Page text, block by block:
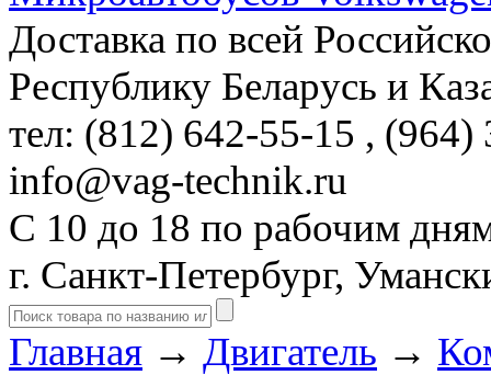
Доставка по всей
Республику Беларусь и
тел: (812) 642-55-15 , (964)
info@vag-technik.ru
С 10 до 18 по рабочим
г. Санкт-Петербург,
Главная → Двигатель →